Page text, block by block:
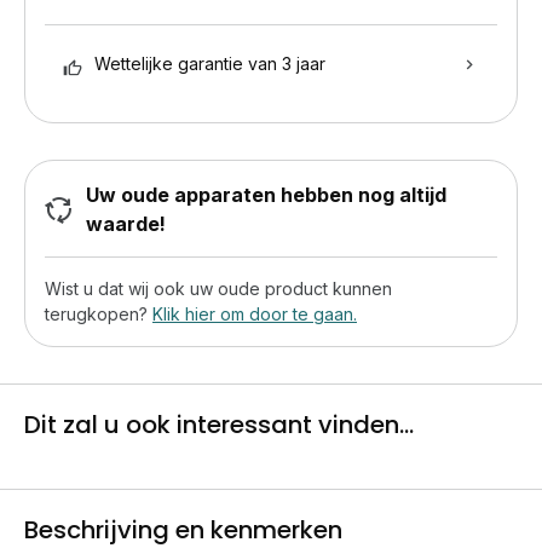
Wettelijke garantie van 3 jaar
Uw oude apparaten hebben nog altijd
waarde!
Wist u dat wij ook uw oude product kunnen
terugkopen? Klik hier om door te gaan.
Dit zal u ook interessant vinden...
Beschrijving en kenmerken